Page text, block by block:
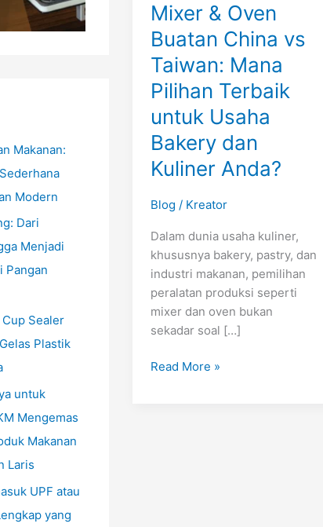
Makanan:
Modern
Dari
Menjadi
Pangan
Sealer
Plastik
untuk
Mengemas
Makanan
Laris
UPF atau
yang
Mixer & Oven
Buatan China vs
Taiwan: Mana
Pilihan Terbaik
untuk Usaha
Bakery dan
Kuliner Anda?
Blog / Kreator
Dalam dunia usaha kuliner,
khususnya bakery, pastry, dan
industri makanan, pemilihan
peralatan produksi seperti
mixer dan oven bukan
sekadar soal […]
Usaha
Bakery
dan
Kuliner
Anda?
Read More »